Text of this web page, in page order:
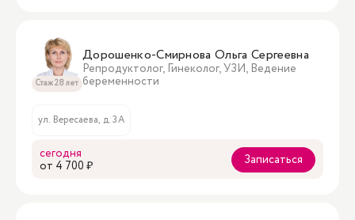
Стаж 28 лет
Дорошенко-Смирнова Ольга Сергеевна
Репродуктолог, Гинеколог, УЗИ, Ведение
беременности
ул. Вересаева, д. 3А
сегодня
oт 4 700 ₽
Записаться